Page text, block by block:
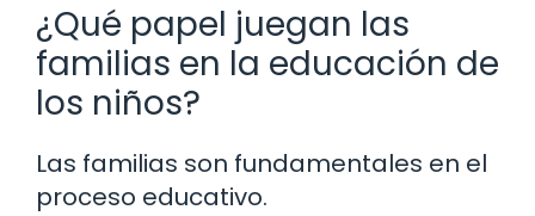
¿Qué papel juegan las
familias en la educación de
los niños?
Las familias son fundamentales en el
proceso educativo.